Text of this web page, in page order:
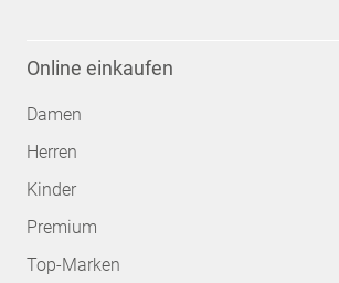
Online einkaufen
Damen
Herren
Kinder
Premium
Top-Marken